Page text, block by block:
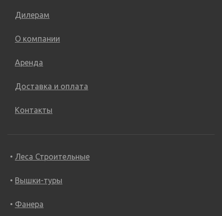
Дилерам
О компании
Аренда
Доставка и оплата
Контакты
Леса Строительные
Вышки-туры
Фанера